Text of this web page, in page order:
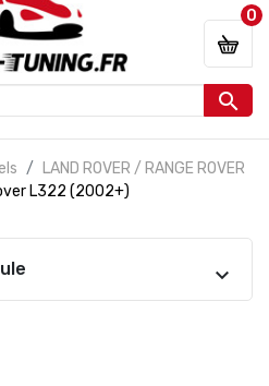

0
LAND ROVER / RANGE ROVER
L322 (2002+)